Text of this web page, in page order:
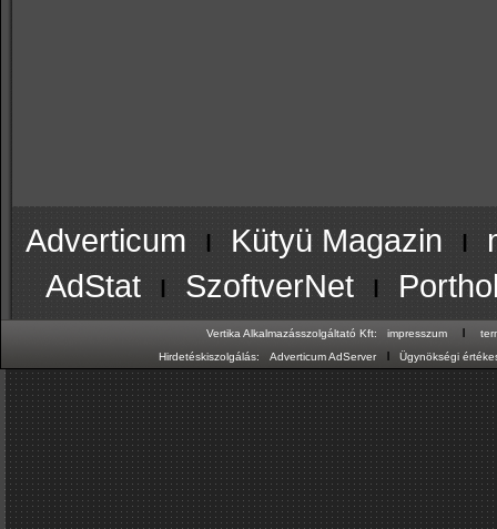
Adverticum ı Kütyü Magazinı
AdStat ıSzoftverNetı
Vertika Alkalmazásszolgáltató Kft: impresszum ı
Hirdetéskiszolgálás:
Adverticum AdServer ıÜgynökségi